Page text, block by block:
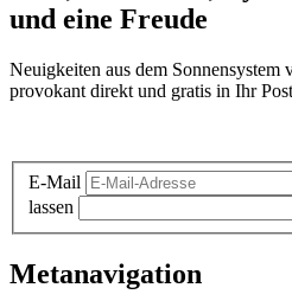
und eine Freude
Neuigkeiten aus dem Sonnensystem
provokant direkt und gratis in Ihr
E-Mail
lassen
Metanavigation